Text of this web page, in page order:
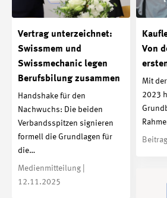
Vertrag unterzeichnet:
Swissmem und
Swissmechanic legen
Berufsbilung zusammen
Handshake für den
Nachwuchs: Die beiden
Verbandsspitzen signieren
formell die Grundlagen für
die…
Medienmitteilung |
12.11.2025
Von
Mit
2023